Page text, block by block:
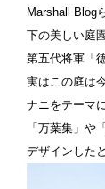
Marshall Blog
下の美しい庭
第五代将軍「
実はこの庭は
ナニをテーマ
「万葉集」や
デザインした